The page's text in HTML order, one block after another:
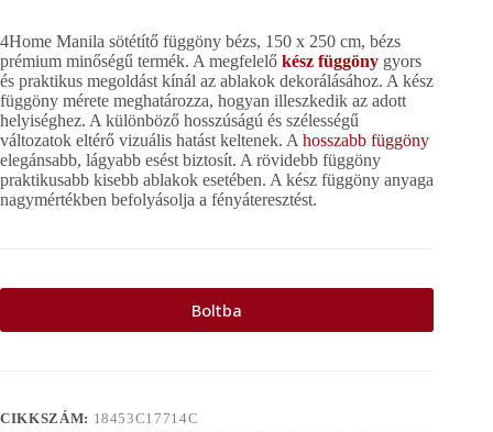
4Home Manila sötétítő függöny bézs, 150 x 250 cm, bézs
prémium minőségű termék. A megfelelő kész függöny gyors
és praktikus megoldást kínál az ablakok dekorálásához. A kész
függöny mérete meghatározza, hogyan illeszkedik az adott
helyiséghez. A különböző hosszúságú és szélességű
változatok eltérő vizuális hatást keltenek. A hosszabb függöny
elegánsabb, lágyabb esést biztosít. A rövidebb függöny
praktikusabb kisebb ablakok esetében. A kész függöny anyaga
nagymértékben befolyásolja a fényáteresztést.
Boltba
CIKKSZÁM: 18453C17714C